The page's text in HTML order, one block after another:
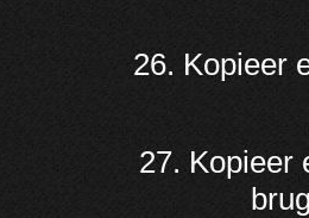
26. Kopieer
27. Kopieer